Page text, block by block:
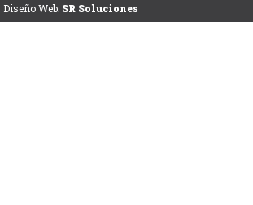
Web: SR Soluciones